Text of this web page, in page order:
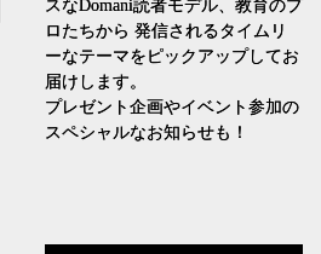
スなDomani読者モデル、教育のプ
ロたちから 発信されるタイムリ
ーなテーマをピックアップしてお
届けします。
プレゼント企画やイベント参加の
スペシャルなお知らせも！